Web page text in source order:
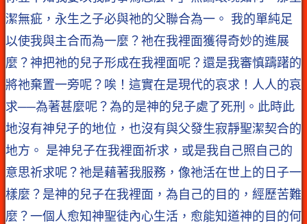
潔無疵，永生之子必與祂的父聯合為一。 我的單純足
以使我與主合而為一麼？祂在我裡面獲得奇妙的進展
麼？神把祂的兒子形成在我裡面呢？還是我審慎躊躇的
將祂棄置一旁呢？唉！這實在是現代的哀求！人人的哀
求──為著甚麼呢？為的是神的兒子處了死刑。此時此
地沒有神兒子的地位，也沒有與父發生寂靜聖潔契合的
地方。 是神兒子在我裡面祈求，或是我自己照自己的
意思祈求呢？祂是藉著我服務，像祂活在世上的日子一
樣麼？是神的兒子在我裡面，為自己的目的，經歷苦難
麼？一個人愈知神聖徒內心生活，愈能知道神的目的何